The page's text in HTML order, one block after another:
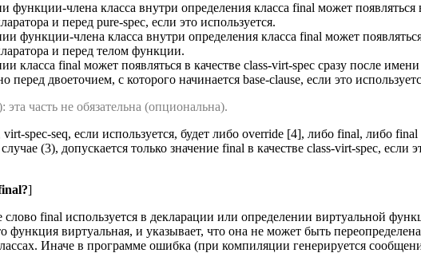
функции-члена класса внутри определения класса final может появляться
и перед pure-spec, если это используется.
функции-члена класса внутри определения класса final может
и перед телом функции.
класса final может появляться в качестве class-virt-spec сразу после имени
перед двоеточием, с которого начинается base-clause, если это
часть не обязательна (опциональна).
spec-seq, если используется, будет либо override [4], либо final, либо
(3), допускается только значение final в качестве class-virt-spec, если
]
слово final используется в декларации или определении виртуальной
функция виртуальная, и указывает, что она не может быть
Иначе в программе ошибка (при компиляции генерируется